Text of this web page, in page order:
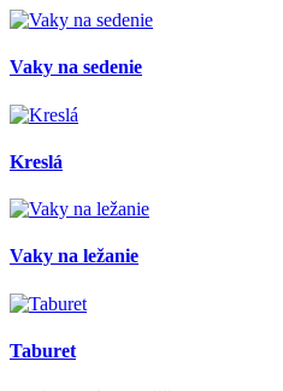
Vaky na sedenie
Kreslá
Vaky na ležanie
Taburet